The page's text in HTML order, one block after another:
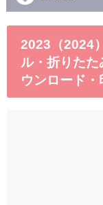
2023（2024
ル・折りた
ウンロード・